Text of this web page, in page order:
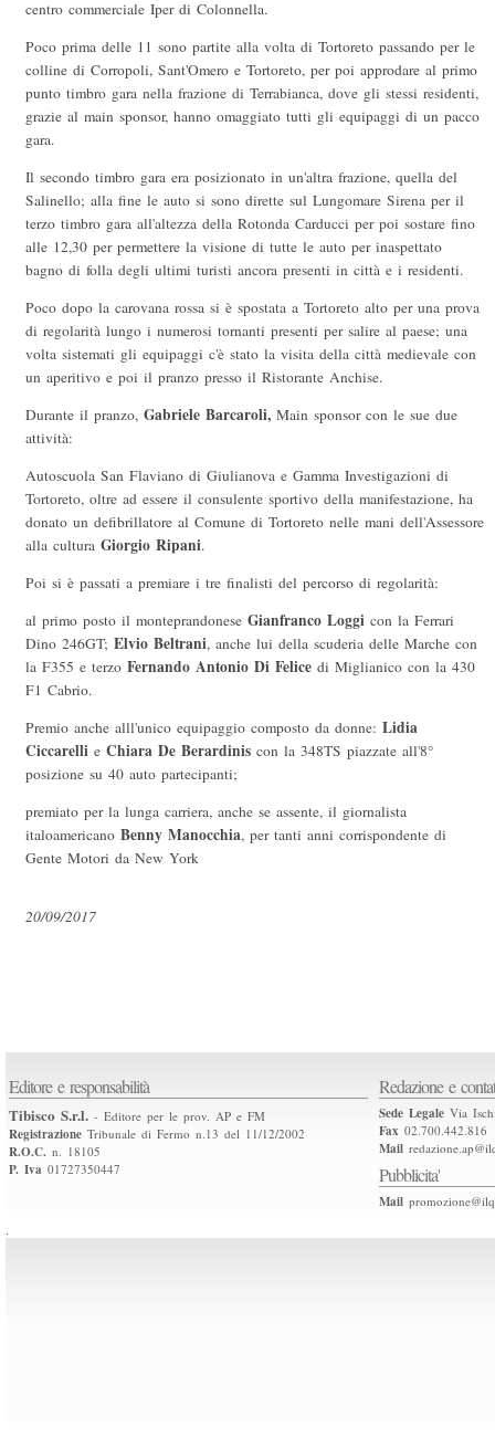
centro commerciale Iper di Colonnella.
Poco prima delle 11 sono partite alla volta di Tortoreto passando per le
colline di Corropoli, Sant'Omero e Tortoreto, per poi approdare al primo
punto timbro gara nella frazione di Terrabianca, dove gli stessi residenti,
grazie al main sponsor, hanno omaggiato tutti gli equipaggi di un pacco
gara.
Il secondo timbro gara era posizionato in un'altra frazione, quella del
Salinello; alla fine le auto si sono dirette sul Lungomare Sirena per il
terzo timbro gara all'altezza della Rotonda Carducci per poi sostare fino
alle 12,30 per permettere la visione di tutte le auto per inaspettato
bagno di folla degli ultimi turisti ancora presenti in città e i residenti.
Poco dopo la carovana rossa si è spostata a Tortoreto alto per una prova
di regolarità lungo i numerosi tornanti presenti per salire al paese; una
volta sistemati gli equipaggi c'è stato la visita della città medievale con
un aperitivo e poi il pranzo presso il Ristorante Anchise.
Durante il pranzo, Gabriele Barcaroli, Main sponsor con le sue due
attività:
Autoscuola San Flaviano di Giulianova e Gamma Investigazioni di
Tortoreto, oltre ad essere il consulente sportivo della manifestazione, ha
donato un defibrillatore al Comune di Tortoreto nelle mani dell'Assessore
alla cultura Giorgio Ripani.
Poi si è passati a premiare i tre finalisti del percorso di regolarità:
al primo posto il monteprandonese Gianfranco Loggi con la Ferrari
Dino 246GT; Elvio Beltrani, anche lui della scuderia delle Marche con
la F355 e terzo Fernando Antonio Di Felice di Miglianico con la 430
F1 Cabrio.
Premio anche alll'unico equipaggio composto da donne: Lidia
Ciccarelli e Chiara De Berardinis con la 348TS piazzate all'8°
posizione su 40 auto partecipanti;
premiato per la lunga carriera, anche se assente, il giornalista
italoamericano Benny Manocchia, per tanti anni corrispondente di
Gente Motori da New York
20/09/2017
Editore e responsabilità
Tibisco S.r.l. - Editore per le prov. AP e FM
Registrazione Tribunale di Fermo n.13 del 11/12/2002
R.O.C. n. 18105
P. Iva 01727350447
Redazione e
Sede Legale Via
Fax 02.700.442.816
Mail
Pubblicita'
Mail
.